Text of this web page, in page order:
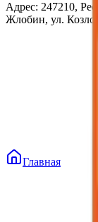
Адрес: 247210,
Жлобин, ул.
Главная